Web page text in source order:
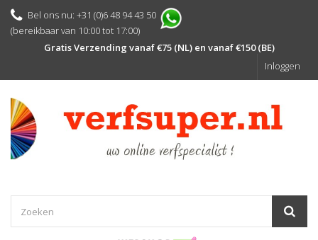
Bel ons nu: +31 (0)6 48 94 43 50
(bereikbaar van 10:00 tot 17:00)
Gratis Verzending vanaf €75 (NL) en vanaf €150 (BE)
Inloggen